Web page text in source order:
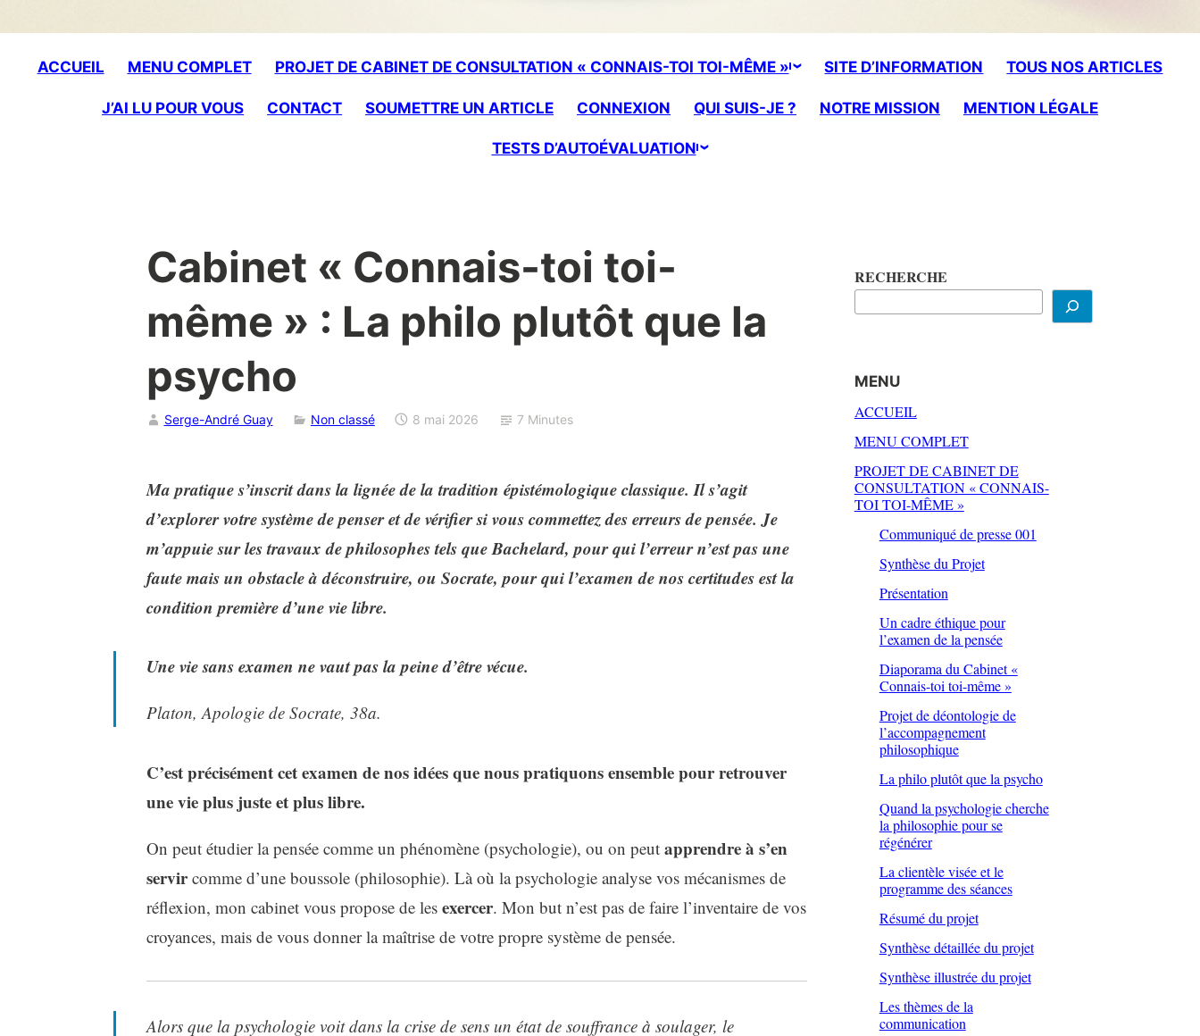
content
ACCUEIL MENU COMPLET PROJET DE CABINET DE CONSULTATION « CONNAIS-TOI TOI-MÊME » SITE D’INFORMATION TOUS NOS ARTICLES
J’AI LU POUR VOUS CONTACT SOUMETTRE UN ARTICLE CONNEXION QUI SUIS-JE ? NOTRE MISSION MENTION LÉGALE
TESTS D’AUTOÉVALUATION
Cabinet « Connais-toi toi-
même » : La philo plutôt que la
psycho
Serge-André Guay Non classé 8 mai 2026 7 Minutes
Ma pratique s’inscrit dans la lignée de la tradition épistémologique classique. Il s’agit
d’explorer votre système de penser et de vérifier si vous commettez des erreurs de pensée. Je
m’appuie sur les travaux de philosophes tels que Bachelard, pour qui l’erreur n’est pas une
faute mais un obstacle à déconstruire, ou Socrate, pour qui l’examen de nos certitudes est la
condition première d’une vie libre.
Une vie sans examen ne vaut pas la peine d’être vécue.
Platon,Apologie de Socrate, 38a.
C’est précisément cet examen de nos idées que nous pratiquons ensemble pour retrouver
une vie plus juste et plus libre.
On peut étudier la pensée comme un phénomène (psychologie), ou on peut apprendre à s’en
servircomme d’une boussole (philosophie). Là où la psychologie analyse vos mécanismes de
réflexion, mon cabinet vous propose de les exercer. Mon but n’est pas de faire l’inventaire de vos
croyances, mais de vous donner la maîtrise de votre propre système de pensée.
Alors que la psychologie voit dans la crise de sens un état de souffrance à soulager, le
RECHERCHE
MENU
ACCUEIL
MENU COMPLET
PROJET DE CABINET DE
CONSULTATION « CONNAIS-
TOI TOI-MÊME »
Communiqué de presse 001
Synthèse du Projet
Présentation
Un cadre éthique pour
l’examen de la pensée
Diaporama du Cabinet «
Connais-toi toi-même »
Projet de déontologie de
l’accompagnement
philosophique
La philo plutôt que la psycho
Quand la psychologie cherche
la philosophie pour se
régénérer
La clientèle visée et le
programme des séances
Résumé du projet
Synthèse détaillée du projet
Synthèse illustrée du projet
Les thèmes de la
communication